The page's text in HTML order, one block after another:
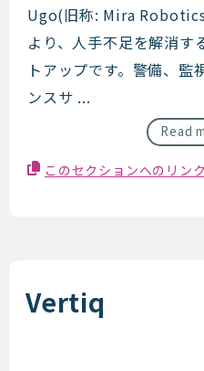
ｕｇｏ
Ugo(旧称: Mira
より、人手不足を解消す
トアップです。警備、
ンスサ ...
Read
このセクションへのリン
Vertiq